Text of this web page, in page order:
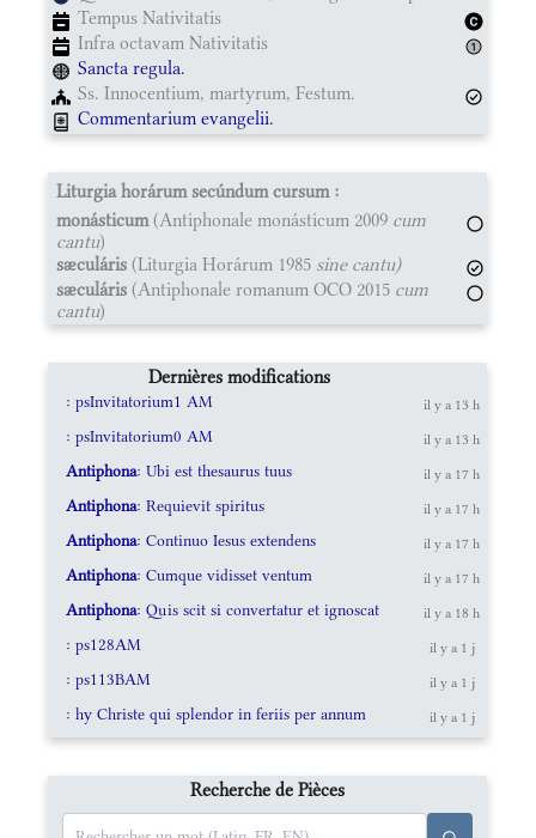
Tempus Nativitatis
Infra octavam Nativitatis
Sancta regula.
Ss. Innocentium, martyrum, Festum.
Commentarium evangelii.
Liturgia horárum secúndum cursum :
monásticum(Antiphonale monásticum 2009 cum
cantu)
sæculáris (Liturgia Horárum 1985 sine cantu)
sæculáris (Antiphonale romanum OCO 2015 cum
cantu)
Dernières modifications
: psInvitatorium1 AM il y a 13 h
: psInvitatorium0 AM il y a 13 h
Antiphona: Ubi est thesaurus tuus il y a 17 h
Antiphona: Requievit spiritus il y a 17 h
Antiphona: Continuo Iesus extendens il y a 17 h
Antiphona: Cumque vidisset ventum il y a 17 h
Antiphona: Quis scit si convertatur et ignoscat il y a 18 h
: ps128AM il y a 1 j
: ps113BAM il y a 1 j
: hy Christe qui splendor in feriis per annum il y a 1 j
Recherche de Pièces